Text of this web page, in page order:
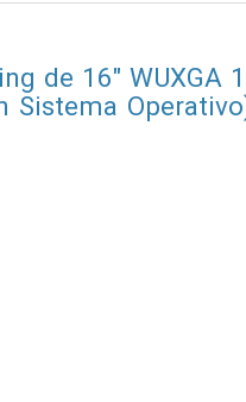
de 16" WUXGA
Sistema